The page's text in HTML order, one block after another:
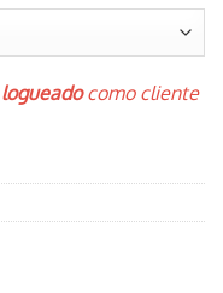
logueadocomo cliente